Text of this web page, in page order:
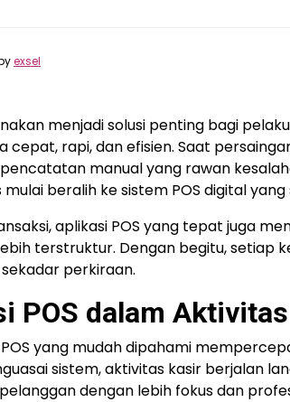
exsel
menjadi solusi penting bagi
cepat, rapi, dan efisien. Saat
pencatatan manual yang rawan
beralih ke sistem POS digital
aplikasi POS yang tepat juga
terstruktur. Dengan begitu, setiap
perkiraan.
POS dalam
yang mudah dipahami
sistem, aktivitas kasir berjalan
dengan lebih fokus dan